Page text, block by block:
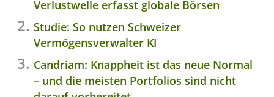
Verlustwelle erfasst globale Börsen
Studie: So nutzen Schweizer
Vermögensverwalter KI
Candriam: Knappheit ist das neue Normal
– und die meisten Portfolios sind nicht